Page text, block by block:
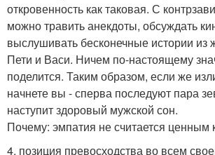
откровенность как таковая. С
можно травить анекдоты, обсуждать
выслушивать бесконечные истории из
Пети и Васи. Ничем по-настоящему
поделится. Таким образом, если же
начнете вы - сперва последуют пара
наступит здоровый мужской сон.
Почему: эмпатия не считается ценным
4. позиция превосходства во всем